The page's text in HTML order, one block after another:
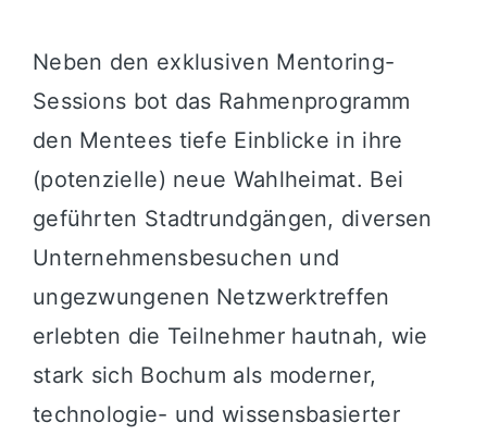
Neben den exklusiven Mentoring-
Sessions bot das Rahmenprogramm
den Mentees tiefe Einblicke in ihre
(potenzielle) neue Wahlheimat. Bei
geführten Stadtrundgängen, diversen
Unternehmensbesuchen und
ungezwungenen Netzwerktreffen
erlebten die Teilnehmer hautnah, wie
stark sich Bochum als moderner,
technologie- und wissensbasierter